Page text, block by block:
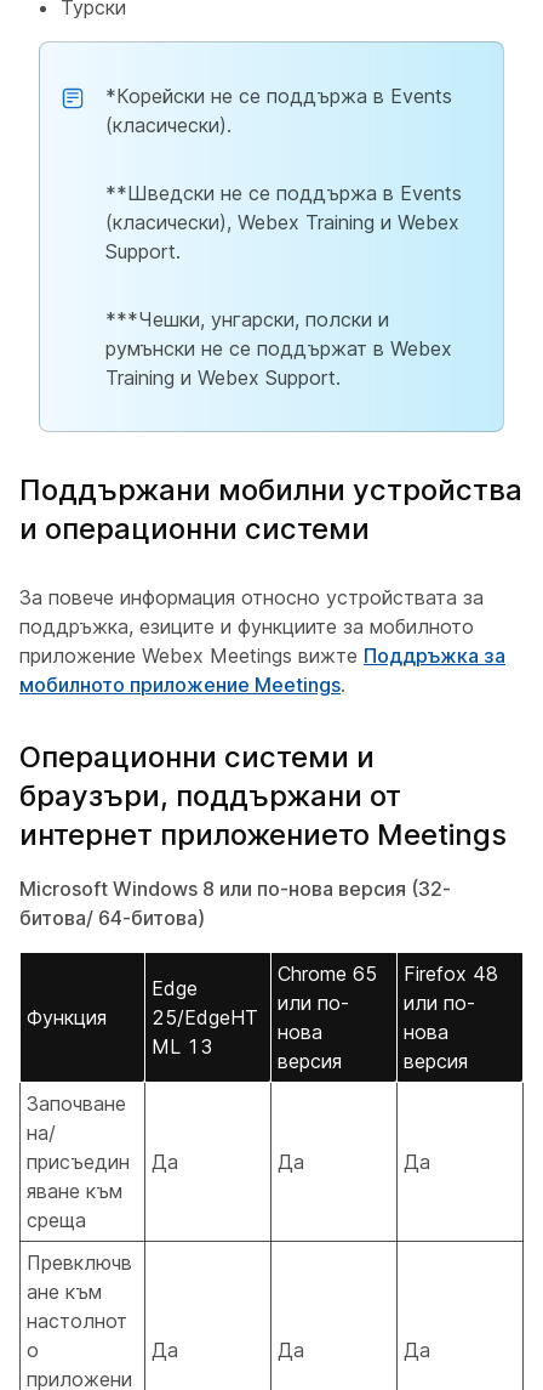
Турски
*Корейски не се поддържа в Events
(класически).
**Шведски не се поддържа в Events
(класически), Webex Training и Webex
Support.
***Чешки, унгарски, полски и
румънски не се поддържат в Webex
Training и Webex Support.
Поддържани мобилни устройства
и операционни системи
За повече информация относно устройствата за
поддръжка, езиците и функциите за мобилното
приложение Webex Meetings вижте Поддръжка за
мобилното приложение Meetings.
Операционни системи и
браузъри, поддържани от
интернет приложението Meetings
Microsoft Windows 8 или по-нова версия (32-
битова/ 64-битова)
Функция
Edge
25/EdgeHT
ML 13
Chrome 65
или по-
нова
версия
Firefox 48
или по-
нова
версия
Започване
на/
присъедин
яване към
среща
Да Да Да
Превключв
ане към
настолнот
о
приложени
Да Да Да